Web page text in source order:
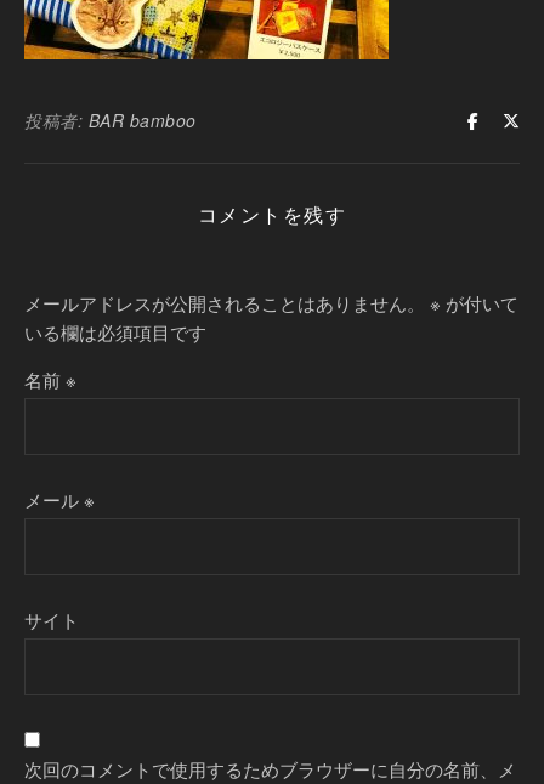
投稿者: BAR bamboo
コメントを残す
メールアドレスが公開されることはありません。 ※ が付いて
いる欄は必須項目です
名前※
メール※
サイト
次回のコメントで使用するためブラウザーに自分の名前、メ